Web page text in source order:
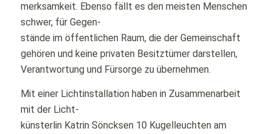
merksamkeit. Ebenso fällt es den meisten Menschen
schwer, für Gegen-
stände im öffentlichen Raum, die der Gemeinschaft
gehören und keine privaten Besitztümer darstellen,
Verantwortung und Fürsorge zu übernehmen.
Mit einer Lichtinstallation haben in Zusammenarbeit
mit der Licht-
künsterlin Katrin Söncksen 10 Kugelleuchten am